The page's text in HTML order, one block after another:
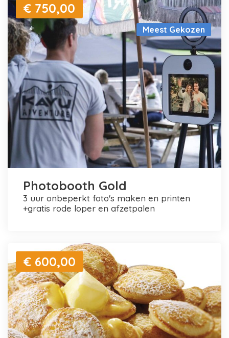
Meest Gekozen
€ 750,00
Photobooth Gold
3 uur onbeperkt foto's maken en printen
+gratis rode loper en afzetpalen
€ 600,00